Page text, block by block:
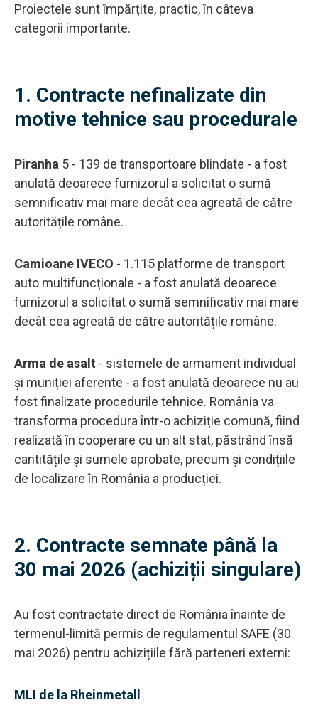
Proiectele sunt împărțite, practic, în câteva
categorii importante.
1. Contracte nefinalizate din
motive tehnice sau procedurale
Piranha 5 - 139 de transportoare blindate - a fost
anulată deoarece furnizorul a solicitat o sumă
semnificativ mai mare decât cea agreată de către
autoritățile române.
Camioane IVECO - 1.115 platforme de transport
auto multifuncționale - a fost anulată deoarece
furnizorul a solicitat o sumă semnificativ mai mare
decât cea agreată de către autoritățile române.
Arma de asalt - sistemele de armament individual
și muniției aferente - a fost anulată deoarece nu au
fost finalizate procedurile tehnice. România va
transforma procedura într-o achiziție comună, fiind
realizată în cooperare cu un alt stat, păstrând însă
cantitățile și sumele aprobate, precum și condițiile
de localizare în România a producției.
2. Contracte semnate până la
30 mai 2026 (achiziții singulare)
Au fost contractate direct de România înainte de
termenul-limită permis de regulamentul SAFE (30
mai 2026) pentru achizițiile fără parteneri externi:
MLI de la Rheinmetall